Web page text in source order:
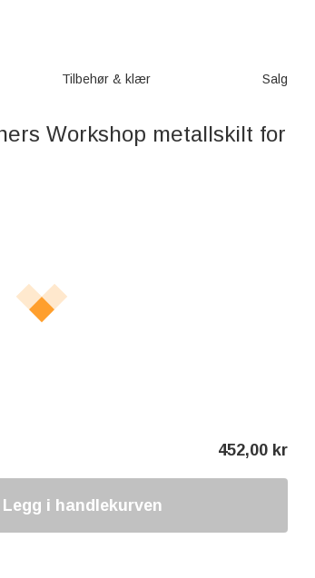
Tilbehør & klær Salg
Workshop metallskilt for
452,00 kr
Legg i handlekurven